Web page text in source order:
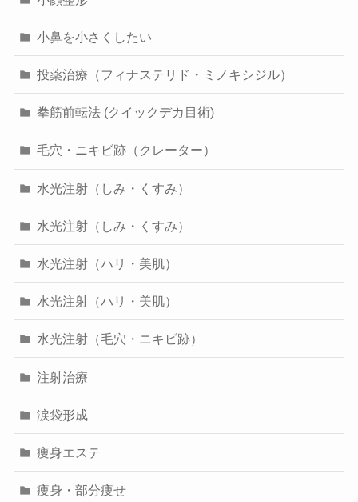
小鼻を小さくしたい
投薬治療（フィナステリド・ミノキシジル）
拳筋前転法 (クイックデカ目術)
毛穴・ニキビ跡（クレーター）
水光注射（しみ・くすみ）
水光注射（しみ・くすみ）
水光注射（ハリ・美肌）
水光注射（ハリ・美肌）
水光注射（毛穴・ニキビ跡）
注射治療
涙袋形成
痩身エステ
痩身・部分痩せ